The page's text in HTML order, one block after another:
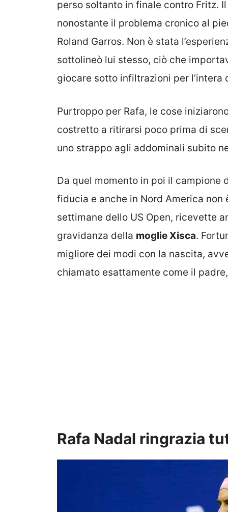
perso soltanto in finale contro Fritz.
nonostante il problema cronico al
Roland Garros. Non è stata
sottolineò lui stesso, ciò che
giocare sotto infiltrazioni per l’intera
Purtroppo per Rafa, le cose
costretto a ritirarsi poco prima di
uno strappo agli addominali subito
Da quel momento in poi il
fiducia e anche in Nord America
settimane dello US Open, ricevette
gravidanza della moglie Xisca.
migliore dei modi con la nascita,
chiamato esattamente come il
Rafa Nadal ringrazia